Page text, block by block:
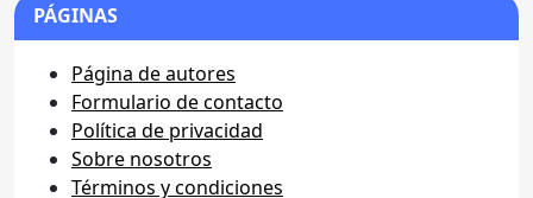
PÁGINAS
Página de autores
Formulario de contacto
Política de privacidad
Sobre nosotros
Términos y condiciones